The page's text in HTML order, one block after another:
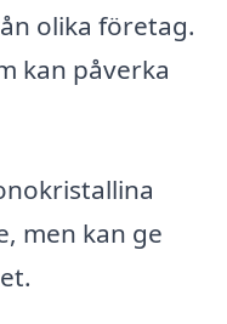
olika företag.
kan påverka
men kan ge